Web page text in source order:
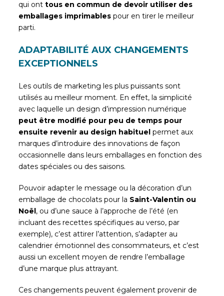
qui onttous en commun de devoir utiliser des
emballages imprimables pour en tirer le meilleur
parti.
ADAPTABILITÉ AUX CHANGEMENTS
EXCEPTIONNELS
Les outils de marketing les plus puissants sont
utilisés au meilleur moment. En effet, la simplicité
avec laquelle un design d’impression numérique
peut être modifié pour peu de temps pour
ensuite revenir au design habituel permet aux
marques d’introduire des innovations de façon
occasionnelle dans leurs emballages en fonction des
dates spéciales ou des saisons.
Pouvoir adapter le message ou la décoration d’un
emballage de chocolats pour la Saint-Valentin ou
Noël, ou d’une sauce à l’approche de l’été (en
incluant des recettes spécifiques au verso, par
exemple), c’est attirer l’attention, s’adapter au
calendrier émotionnel des consommateurs, et c’est
aussi un excellent moyen de rendre l’emballage
d’une marque plus attrayant.
Ces changements peuvent également provenir de